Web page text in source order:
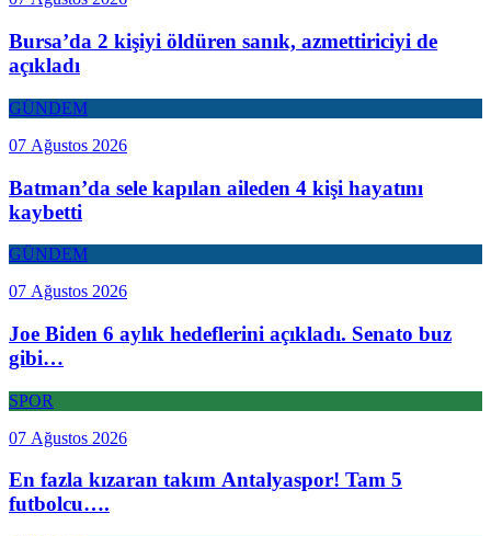
Bursa’da 2 kişiyi öldüren sanık, azmettiriciyi de
açıkladı
GÜNDEM
07 Ağustos 2026
Batman’da sele kapılan aileden 4 kişi hayatını
kaybetti
GÜNDEM
07 Ağustos 2026
Joe Biden 6 aylık hedeflerini açıkladı. Senato buz
gibi…
SPOR
07 Ağustos 2026
En fazla kızaran takım Antalyaspor! Tam 5
futbolcu….